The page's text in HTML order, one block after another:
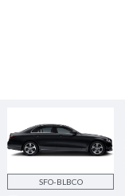
SFO-BLBCO